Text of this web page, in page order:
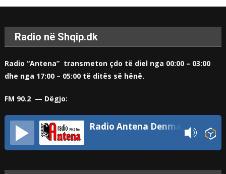
Radio në Shqip.dk
Radio “Antena” transmeton çdo të diel nga 00:00 – 03:00
dhe nga 17:00 – 05:00 të ditës së hënë.
FM 90.2 — Dëgjo:
Radio Antena Denmark